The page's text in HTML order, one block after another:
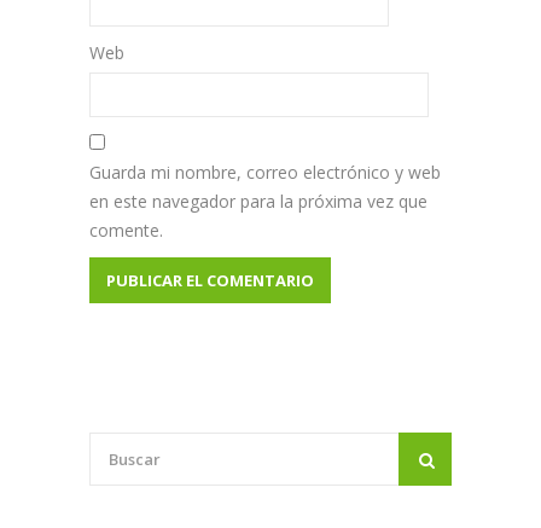
Web
Guarda mi nombre, correo electrónico y web
en este navegador para la próxima vez que
comente.